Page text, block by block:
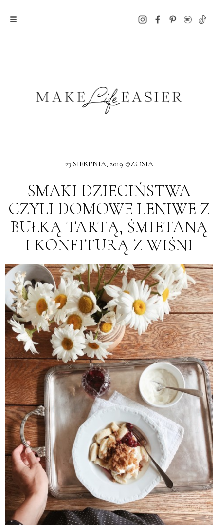
23 SIERPNIA, 2019 @ZOSIA
SMAKI DZIECIŃSTWA
CZYLI DOMOWE LENIWE Z
BUŁKĄ TARTĄ, ŚMIETANĄ
I KONFITURĄ Z WIŚNI